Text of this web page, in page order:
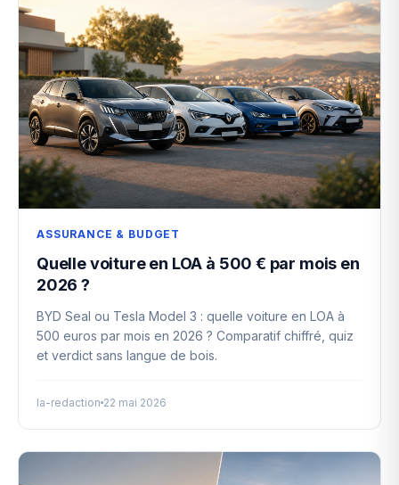
ASSURANCE & BUDGET
Quelle voiture en LOA à 500 € par mois en
2026 ?
BYD Seal ou Tesla Model 3 : quelle voiture en LOA à
500 euros par mois en 2026 ? Comparatif chiffré, quiz
et verdict sans langue de bois.
la-redaction 22 mai 2026